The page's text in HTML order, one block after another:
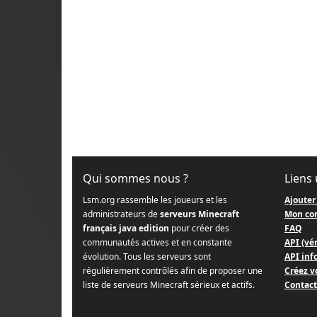
Qui sommes nous ?
Lsm.org rassemble les joueurs et les
administrateurs deserveurs Minecraft
français java edition pour créer des
communautés actives et en constante
évolution. Tous les serveurs sont
régulièrement contrôlés afin de proposer une
liste de serveurs Minecraft sérieux et actifs.
Liens
Mon
FAQ
API
API
Créez
Contact